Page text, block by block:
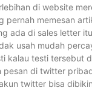
di website
pernah memesan
ada di sales letter
usah mudah
kalau testi tersebut
pesan di twitter
twitter bisa